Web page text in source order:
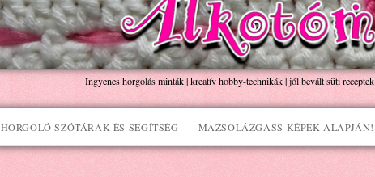
Ingyenes horgolás minták | kreatív hobby-technikák | jól bevált süti receptek
HORGOLÓ SZÓTÁRAK ÉS SEGÍTSÉG MAZSOLÁZGASS KÉPEK ALAPJÁN!